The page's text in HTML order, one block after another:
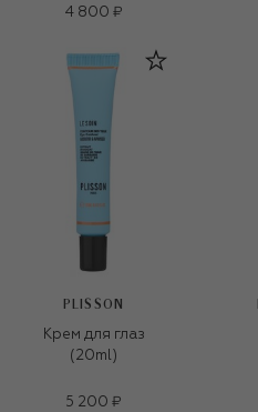
Cleansing Balm
4 800 ₽
PLISSON
Крем для глаз
(20ml)
5 200 ₽